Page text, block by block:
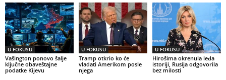
U FOKUSU
Vašington ponovo šalje
ključne obaveštajne
podatke Kijevu
U FOKUSU
Tramp otkrio ko će
vladati Amerikom posle
njega
U FOKUSU
Hirošima okrenula leđa
istoriji, Rusija odgovorila
bez milosti